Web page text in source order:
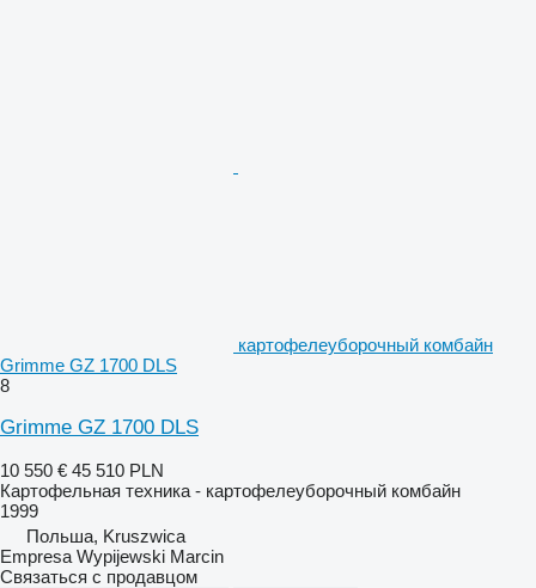
картофелеуборочный комбайн
Grimme GZ 1700 DLS
8
Grimme GZ 1700 DLS
10 550 € 45 510 PLN
Картофельная техника - картофелеуборочный комбайн
1999
Польша, Kruszwica
Empresa Wypijewski Marcin
Связаться с продавцом